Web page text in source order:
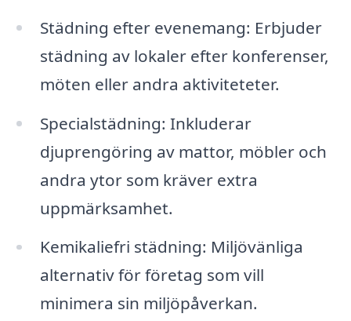
Städning efter evenemang: Erbjuder
städning av lokaler efter konferenser,
möten eller andra aktiviteteter.
Specialstädning: Inkluderar
djuprengöring av mattor, möbler och
andra ytor som kräver extra
uppmärksamhet.
Kemikaliefri städning: Miljövänliga
alternativ för företag som vill
minimera sin miljöpåverkan.